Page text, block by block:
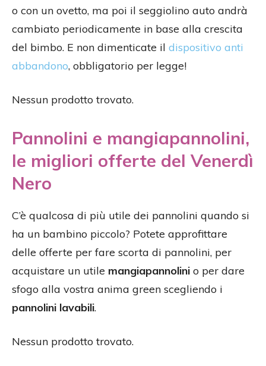
o con un ovetto, ma poi il seggiolino auto andrà
cambiato periodicamente in base alla crescita
del bimbo. E non dimenticate il dispositivo anti
abbandono, obbligatorio per legge!
Nessun prodotto trovato.
Pannolini e mangiapannolini,
le migliori offerte del Venerdì
Nero
C’è qualcosa di più utile dei pannolini quando si
ha un bambino piccolo? Potete approfittare
delle offerte per fare scorta di pannolini, per
acquistare un utile mangiapannolini o per dare
sfogo alla vostra anima green scegliendo i
pannolini lavabili.
Nessun prodotto trovato.